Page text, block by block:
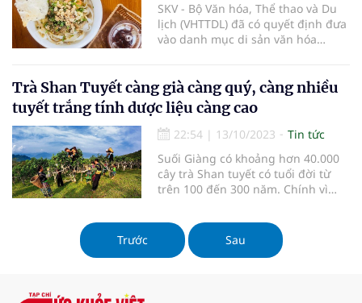
SKV - Bộ Văn hóa, Thể thao và Du
lịch (VHTTDL) đã có quyết định đưa
vào danh mục di sản văn hóa
Trà Shan Tuyết càng già càng quý, càng nhiều
tuyết trắng tính dược liệu càng cao
22:54 | 13/10/2023
Tin tức
Suối Giàng có khoảng hơn 40.000
cây trà Shan tuyết có tuổi đời từ
trên 100 đến 300 năm. Chính vì
thưởng trà cũng cần biết cách bảo
quản, pha chế để có thể thưởng
thức trọn vị sản vật quý này.
Trước Sau